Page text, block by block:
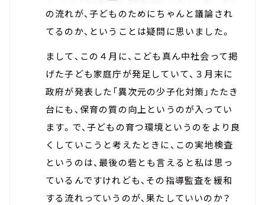
の流れが、子どものためにちゃんと議論され
てるのか、ということは疑問に思いました。
まして、この４月に、こども真ん中社会って掲
げた子ども家庭庁が発足していて、３月末に
政府が発表した「異次元の少子化対策」たたき
台にも、保育の質の向上というのが入ってい
ます。で、子どもの育つ環境というのをより良
くしていこうと考えたときに、この実地検査
というのは、最後の砦とも言えると私は思っ
ているんですけれども、その指導監査を緩和
する流れっていうのが、果たしていいのか？